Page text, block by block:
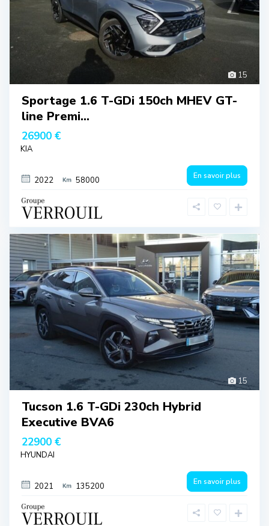
15
Sportage 1.6 T-GDi 150ch MHEV GT-
line Premi...
26900 €
KIA
2022 58000 En savoir plus
15
Tucson 1.6 T-GDi 230ch Hybrid
Executive BVA6
22900 €
HYUNDAI
2021 135200 En savoir plus